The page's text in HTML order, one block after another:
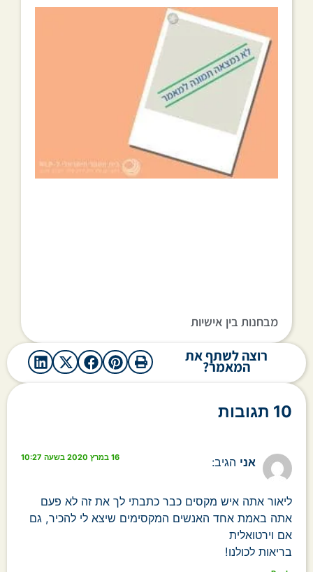
מבחנות בין אישיות
רוצה לשתף את
המאמר?
10 תגובות
אני הגיב: 16 במרץ 2020 בשעה 10:27
ליאור אתה איש מקסים כבר כתבתי לך את זה לא פעם
אתה באמת אחד האנשים המקסימים שיצא לי להכיר, גם
אם וירטואלית
בריאות לכולנו!